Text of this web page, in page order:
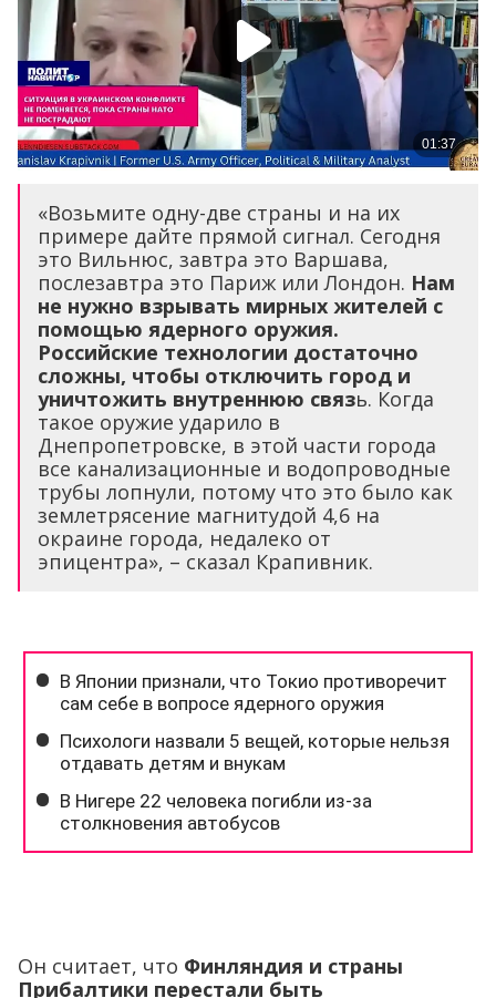
«Возьмите одну-две страны и на их
примере дайте прямой сигнал. Сегодня
это Вильнюс, завтра это Варшава,
послезавтра это Париж или Лондон. Нам
не нужно взрывать мирных жителей с
помощью ядерного оружия.
Российские технологии достаточно
сложны, чтобы отключить город и
уничтожить внутреннюю связь. Когда
такое оружие ударило в
Днепропетровске, в этой части города
все канализационные и водопроводные
трубы лопнули, потому что это было как
землетрясение магнитудой 4,6 на
окраине города, недалеко от
эпицентра», – сказал Крапивник.
Он считает, что Финляндия и страны
Прибалтики перестали быть